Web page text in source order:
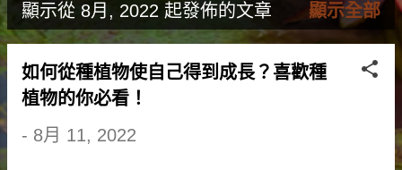
文
章
顯示從 8月, 2022 起發佈的文章 顯示全部
如何從種植物使自己得到成長？喜歡種
植物的你必看！
- 8月 11, 2022